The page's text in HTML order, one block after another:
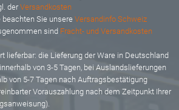
derVersandkosten
Sie unsereVersandinfo Schweiz
sind Fracht- und Versandkosten
lieferbar: die Lieferung der Ware in Deutschland
von 3-5 Tagen, bei Auslandslieferungen
von 5-7 Tagen nach Auftragsbestätigung
Vorauszahlung nach dem Zeitpunkt Ihrer